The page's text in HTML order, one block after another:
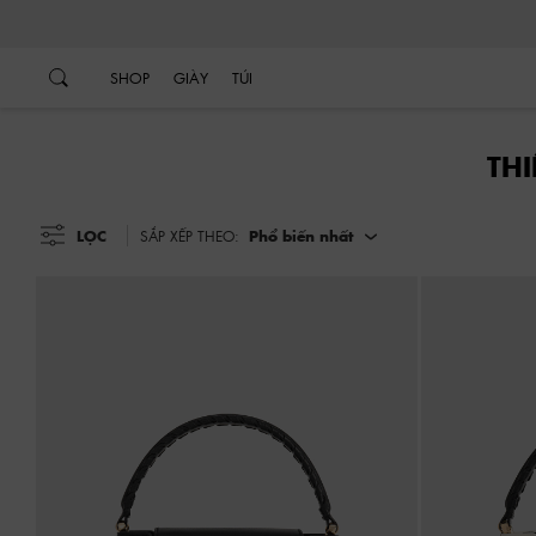
SHOP GIÀY TÚI
LỌC SẮP XẾP THEO: Phổ biến nhất